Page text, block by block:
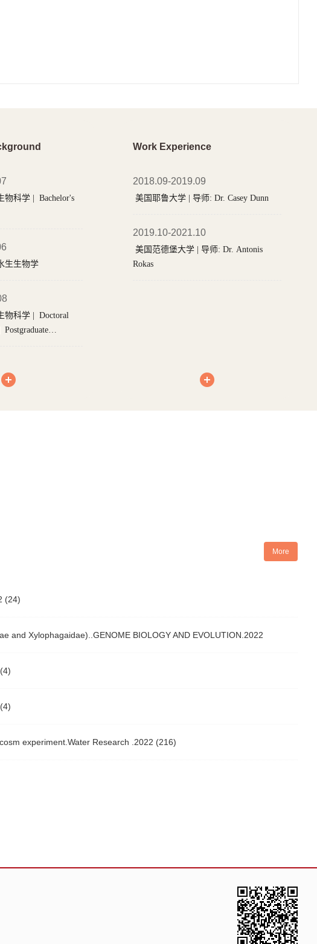
| Bachelor's
生生物学
| Doctoral
Postgraduate
Work Experience
2018.09-2019.09
美国耶鲁大学 | 导师: Dr. Casey Dunn
2019.10-2021.10
美国范德堡大学 | 导师: Dr. Antonis
Rokas
More
(24)
and Xylophagaidae)..GENOME BIOLOGY AND EVOLUTION.2022
experiment.Water Research .2022 (216)